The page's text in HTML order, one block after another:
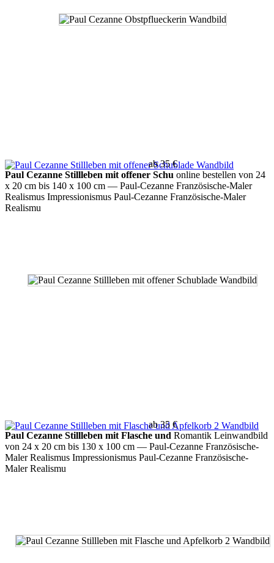
ab 35 €
Paul Cezanne Stillleben mit offener Schu online bestellen von 24
x 20 cm bis 140 x 100 cm — Paul-Cezanne Französische-Maler
Realismus Impressionismus Paul-Cezanne Französische-Maler
Realismu
ab 35 €
Paul Cezanne Stillleben mit Flasche und Romantik Leinwandbild
von 24 x 20 cm bis 130 x 100 cm — Paul-Cezanne Französische-
Maler Realismus Impressionismus Paul-Cezanne Französische-
Maler Realismu